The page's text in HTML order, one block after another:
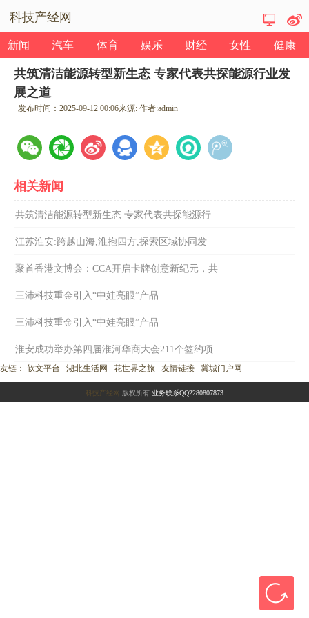
科技产经网
新闻 汽车 体育 娱乐 财经 女性 健康
共筑清洁能源转型新生态 专家代表共探能源行业发
展之道
发布时间：2025-09-12 00:06来源: 作者:admin
相关新闻
共筑清洁能源转型新生态 专家代表共探能源行
江苏淮安:跨越山海,淮抱四方,探索区域协同发
聚首香港文博会：CCA开启卡牌创意新纪元，共
三沛科技重金引入“中娃亮眼”产品
三沛科技重金引入“中娃亮眼”产品
淮安成功举办第四届淮河华商大会211个签约项
友链： 软文平台 湖北生活网 花世界之旅 友情链接 冀城门户网
科技产经网 版权所有 业务联系QQ2280807873